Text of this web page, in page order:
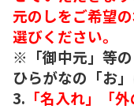
元のしをご希望
選びください。
※「御中元」等
ひらがなの「お
3. 「名入れ」「